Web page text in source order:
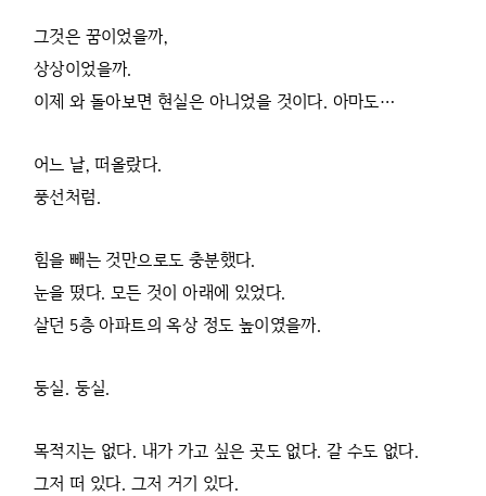
그것은 꿈이었을까,
상상이었을까.
이제 와 돌아보면 현실은 아니었을 것이다. 아마도…
어느 날, 떠올랐다.
풍선처럼.
힘을 빼는 것만으로도 충분했다.
눈을 떴다. 모든 것이 아래에 있었다.
살던 5층 아파트의 옥상 정도 높이였을까.
둥실. 둥실.
목적지는 없다. 내가 가고 싶은 곳도 없다. 갈 수도 없다.
그저 떠 있다. 그저 거기 있다.